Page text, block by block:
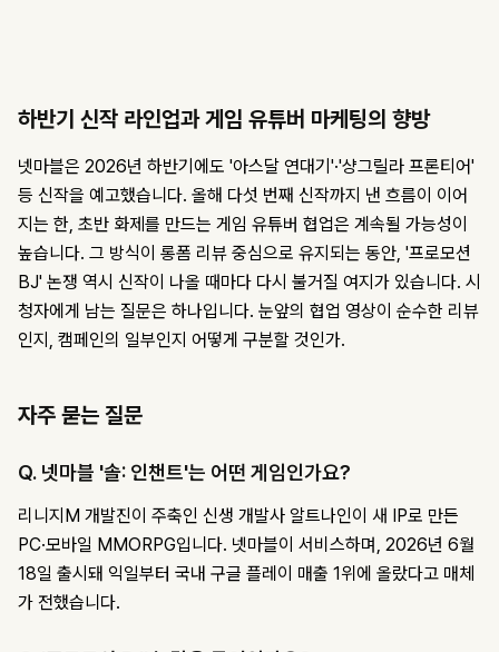
하반기 신작 라인업과 게임 유튜버 마케팅의 향방
넷마블은 2026년 하반기에도 '아스달 연대기'·'샹그릴라 프론티어'
등 신작을 예고했습니다. 올해 다섯 번째 신작까지 낸 흐름이 이어
지는 한, 초반 화제를 만드는 게임 유튜버 협업은 계속될 가능성이
높습니다. 그 방식이 롱폼 리뷰 중심으로 유지되는 동안, '프로모션
BJ' 논쟁 역시 신작이 나올 때마다 다시 불거질 여지가 있습니다. 시
청자에게 남는 질문은 하나입니다. 눈앞의 협업 영상이 순수한 리뷰
인지, 캠페인의 일부인지 어떻게 구분할 것인가.
자주 묻는 질문
Q. 넷마블 '솔: 인챈트'는 어떤 게임인가요?
리니지M 개발진이 주축인 신생 개발사 알트나인이 새 IP로 만든
PC·모바일 MMORPG입니다. 넷마블이 서비스하며, 2026년 6월
18일 출시돼 익일부터 국내 구글 플레이 매출 1위에 올랐다고 매체
가 전했습니다.